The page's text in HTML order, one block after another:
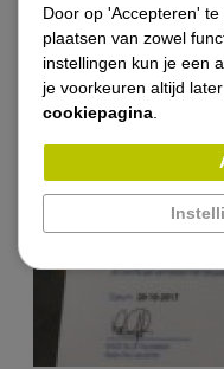
Door op 'Accepteren'
plaatsen van zowel
instellingen kun je een
je voorkeuren altijd
cookiepagina